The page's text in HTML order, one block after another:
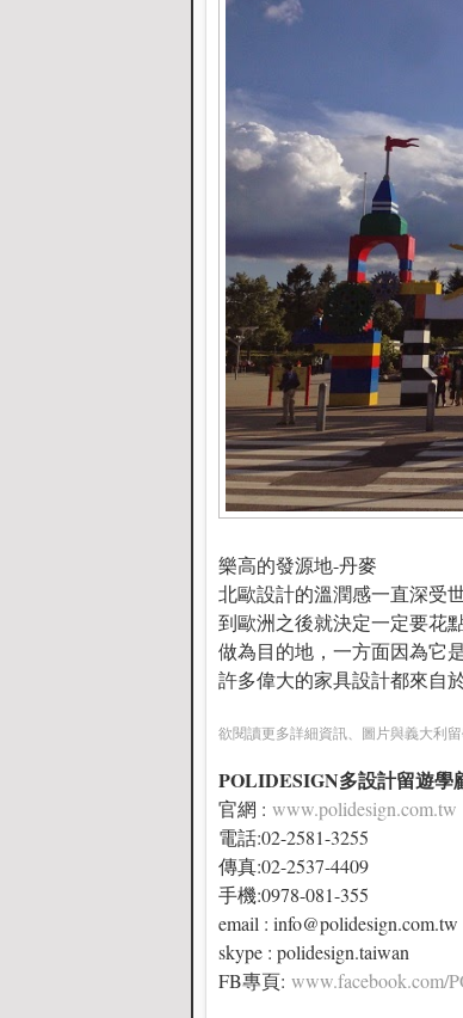
樂高的發源地-丹麥
北歐設計的溫潤感一直深受
到歐洲之後就決定一定要花
做為目的地，一方面因為它
許多偉大的家具設計都來自
欲閱讀更多詳細資訊、圖片與義大利
POLIDESIGN多設計留遊學
官網 : www.polidesign.com.tw
電話:02-2581-3255
傳真:02-2537-4409
手機:0978-081-355
email : info@polidesign.com.tw
skype : polidesign.taiwan
FB專頁: